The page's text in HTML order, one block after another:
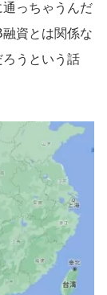
っちゃうんだ
資とは関係な
うという話